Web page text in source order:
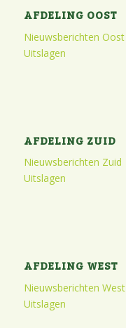
AFDELING OOST
Nieuwsberichten Oost
Uitslagen
AFDELING ZUID
Nieuwsberichten Zuid
Uitslagen
AFDELING WEST
Nieuwsberichten West
Uitslagen